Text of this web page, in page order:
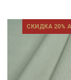
СКИДКА 20%